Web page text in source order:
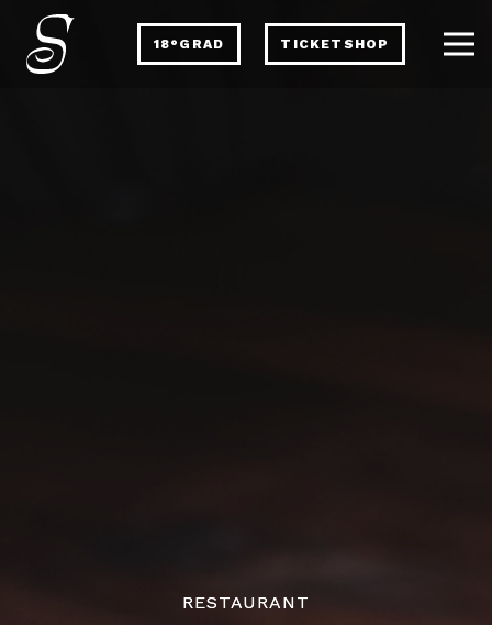
18°GRAD TICKETSHOP
RESTAURANT